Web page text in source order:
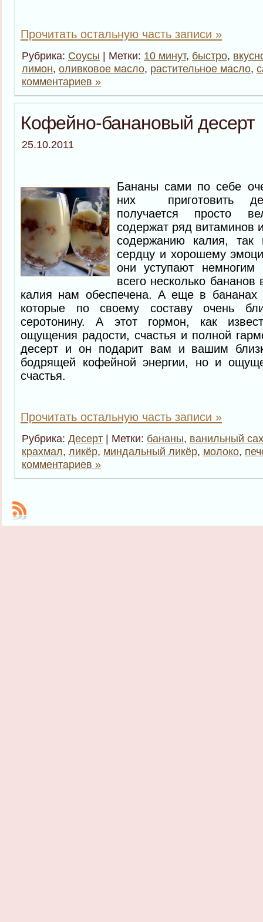
Прочитать остальную часть записи »
Рубрика: Соусы | Метки: 10 минут, быстро,
лимон, оливковое масло, растительное масло,
комментариев »
Кофейно-банановый десерт
25.10.2011
Бананы сами по себе
них приготовить
получается просто
содержат ряд витаминов
содержанию калия, так
сердцу и хорошему
они уступают
всего несколько
калия нам обеспечена. А еще в бананах
которые по своему составу очень
серотонину. А этот гормон, как
ощущения радости, счастья и полной
десерт и он подарит вам и вашим
бодрящей кофейной энергии, но и
счастья.
Прочитать остальную часть записи »
Рубрика: Десерт | Метки: бананы, ванильный
крахмал, ликёр, миндальный ликёр, молоко,
комментариев »